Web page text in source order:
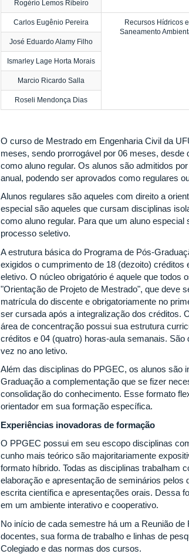
Rogério Lemos Ribeiro
Carlos Eugênio Pereira
Recursos Hídricos e
Saneamento
José Eduardo Alamy Filho
Ismarley Lage Horta Morais
Marcio Ricardo Salla
Roseli Mendonça Dias
O curso de Mestrado em Engenharia Civil da
meses, sendo prorrogável por 06 meses,
como aluno regular. Os alunos são admitidos
anual, podendo ser aprovados como regulares
Alunos regulares são aqueles com direito a
especial são aqueles que cursam disciplinas
como aluno regular. Para que um aluno
processo seletivo.
A estrutura básica do Programa de Pós-
exigidos o cumprimento de 18 (dezoito)
eletivo. O núcleo obrigatório é aquele que todos
"Orientação de Projeto de Mestrado", que deve
matrícula do discente e obrigatoriamente no
ser cursada após a integralização dos créditos.
área de concentração possui sua estrutura
créditos e 04 (quatro) horas-aula semanais.
vez no ano letivo.
Além das disciplinas do PPGEC, os alunos são
Graduação a complementação que se fizer
consolidação do conhecimento. Esse formato
orientador em sua formação específica.
Experiências inovadoras de formação
O PPGEC possui em seu escopo disciplinas
cunho mais teórico são majoritariamente
formato híbrido. Todas as disciplinas trabalham
elaboração e apresentação de seminários
escrita científica e apresentações orais. Dessa
em um ambiente interativo e cooperativo.
No início de cada semestre há um a Reunião
docentes, sua forma de trabalho e linhas de
Colegiado e das normas dos cursos.